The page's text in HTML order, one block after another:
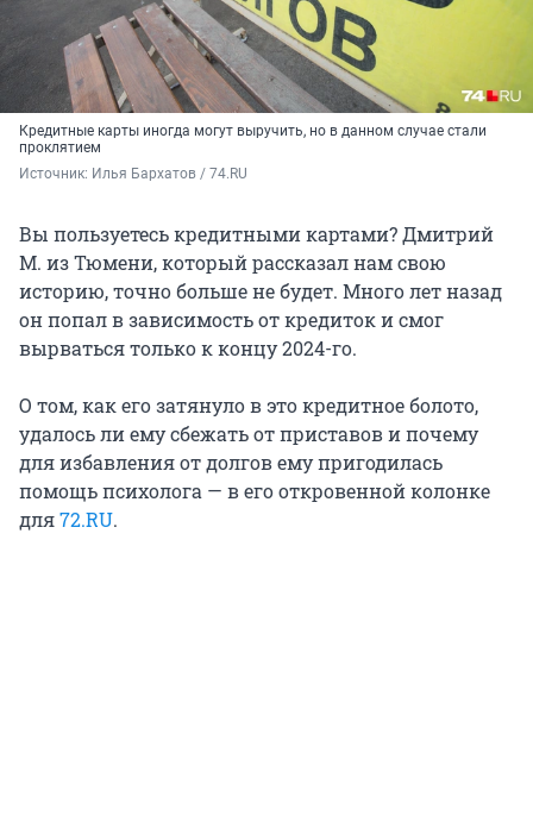
Кредитные карты иногда могут выручить, но в данном случае стали
проклятием
Источник: Илья Бархатов / 74.RU
Вы пользуетесь кредитными картами? Дмитрий
М. из Тюмени, который рассказал нам свою
историю, точно больше не будет. Много лет назад
он попал в зависимость от кредиток и смог
вырваться только к концу 2024-го.
О том, как его затянуло в это кредитное болото,
удалось ли ему сбежать от приставов и почему
для избавления от долгов ему пригодилась
помощь психолога — в его откровенной колонке
для72.RU.